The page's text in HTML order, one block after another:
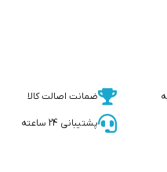
ضمانت اصالت کالا
پشتیبانی 24 ساعته